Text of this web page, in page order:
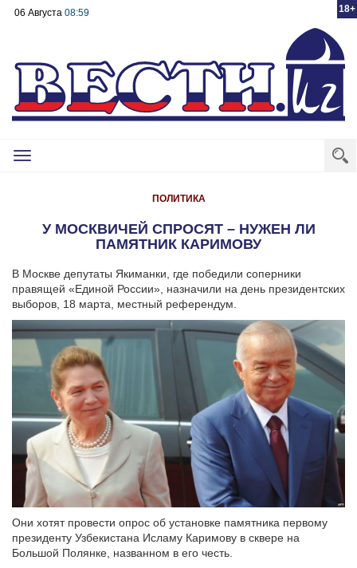
18+
06 Августа 08:59
Toggle
ПОЛИТИКА
У МОСКВИЧЕЙ СПРОСЯТ – НУЖЕН ЛИ
ПАМЯТНИК КАРИМОВУ
В Москве депутаты Якиманки, где победили соперники
правящей «Единой России», назначили на день президентских
выборов, 18 марта, местный референдум.
Они хотят провести опрос об установке памятника первому
президенту Узбекистана Исламу Каримову в сквере на
Большой Полянке, названном в его честь.